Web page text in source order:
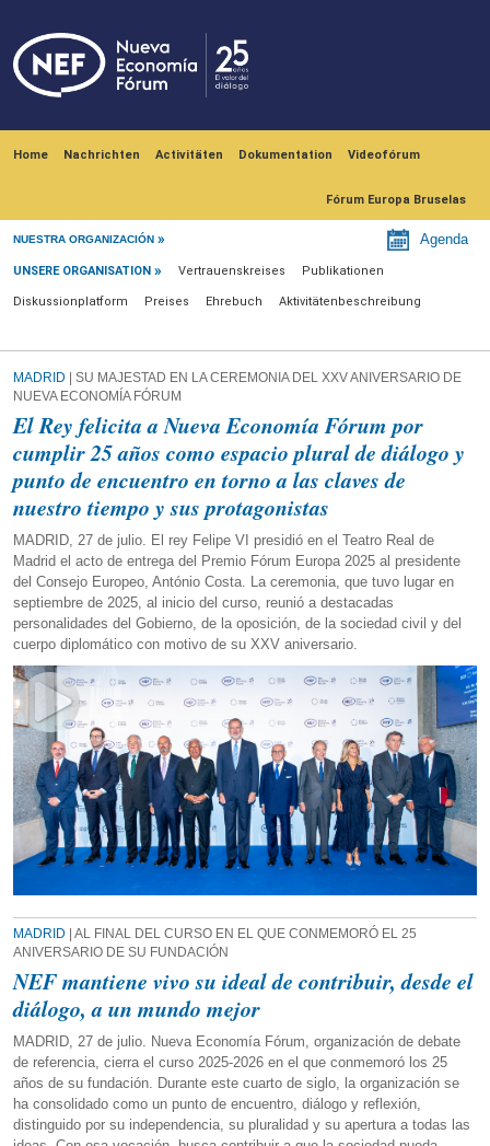
Home Nachrichten Activitäten Dokumentation Videofórum
Fórum Europa Bruselas
NUESTRA ORGANIZACIÓN Agenda
Unsere Organisation
UNSERE ORGANISATION Vertrauenskreises Publikationen
Diskussionplatform Preises Ehrebuch Aktivitätenbeschreibung
MADRID | SU MAJESTAD EN LA CEREMONIA DEL XXV ANIVERSARIO DE
NUEVA ECONOMÍA FÓRUM
El Rey felicita a Nueva Economía Fórum por
cumplir 25 años como espacio plural de diálogo y
punto de encuentro en torno a las claves de
nuestro tiempo y sus protagonistas
MADRID, 27 de julio. El rey Felipe VI presidió en el Teatro Real de
Madrid el acto de entrega del Premio Fórum Europa 2025 al presidente
del Consejo Europeo, António Costa. La ceremonia, que tuvo lugar en
septiembre de 2025, al inicio del curso, reunió a destacadas
personalidades del Gobierno, de la oposición, de la sociedad civil y del
cuerpo diplomático con motivo de su XXV aniversario.
MADRID | AL FINAL DEL CURSO EN EL QUE CONMEMORÓ EL 25
ANIVERSARIO DE SU FUNDACIÓN
NEF mantiene vivo su ideal de contribuir, desde el
diálogo, a un mundo mejor
MADRID, 27 de julio. Nueva Economía Fórum, organización de debate
de referencia, cierra el curso 2025-2026 en el que conmemoró los 25
años de su fundación. Durante este cuarto de siglo, la organización se
ha consolidado como un punto de encuentro, diálogo y reflexión,
distinguido por su independencia, su pluralidad y su apertura a todas las